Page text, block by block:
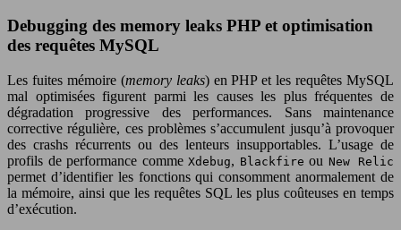
Debugging des memory leaks PHP et optimisation
des requêtes MySQL
Les fuites mémoire (memory leaks) en PHP et les requêtes MySQL
mal optimisées figurent parmi les causes les plus fréquentes de
dégradation progressive des performances. Sans maintenance
corrective régulière, ces problèmes s’accumulent jusqu’à provoquer
des crashs récurrents ou des lenteurs insupportables. L’usage de
profils de performance comme Xdebug, Blackfire ou New Relic
permet d’identifier les fonctions qui consomment anormalement de
la mémoire, ainsi que les requêtes SQL les plus coûteuses en temps
d’exécution.